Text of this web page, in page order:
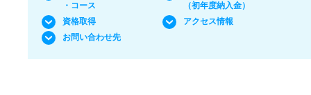
・コース
（初年度納入金）
資格取得
アクセス情報
お問い合わせ先